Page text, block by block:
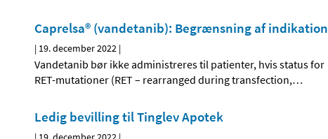
Caprelsa® (vandetanib): Begrænsning af indikation
| 19. december 2022 |
Vandetanib bør ikke administreres til patienter, hvis status for
RET-mutationer (RET – rearranged during transfection,…
Ledig bevilling til Tinglev Apotek